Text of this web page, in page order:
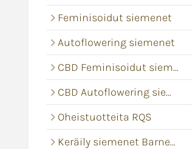
Feminisoidut siemenet
Autoflowering siemenet
CBD Feminisoidut siemenet
CBD Autoflowering siemenet
Oheistuotteita RQS
Keräily siemenet Barney's Farm